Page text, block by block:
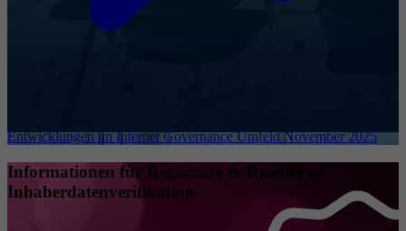
Entwicklungen im Internet Governance Umfeld November 2025
Informationen für Registrare & Reseller zu
Inhaberdatenverifikation